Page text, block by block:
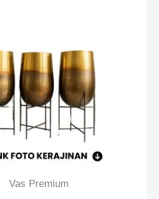
Vas Premium